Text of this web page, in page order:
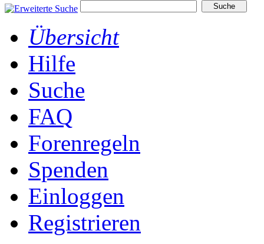
Übersicht
Hilfe
Suche
FAQ
Forenregeln
Spenden
Einloggen
Registrieren